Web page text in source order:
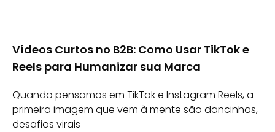
Vídeos Curtos no B2B: Como Usar TikTok e
Reels para Humanizar sua Marca
Quando pensamos em TikTok e Instagram Reels, a
primeira imagem que vem à mente são dancinhas,
desafios virais